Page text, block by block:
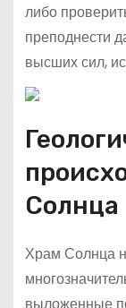
либо
преподнести
высших сил,
Солнца
Храм Солнца